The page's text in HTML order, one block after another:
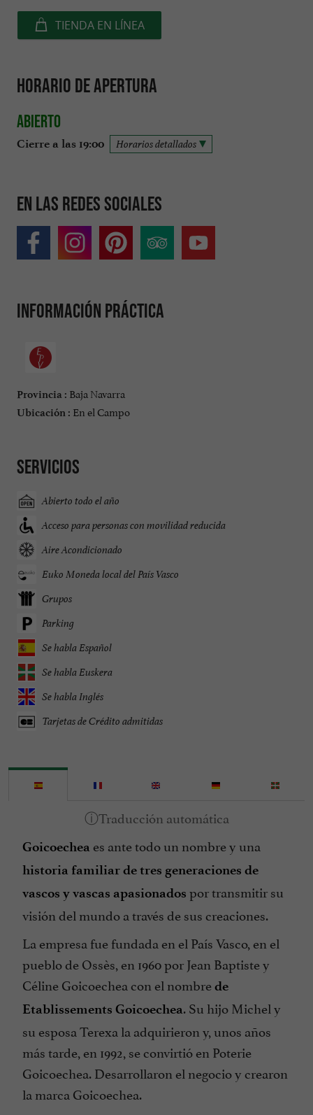
TIENDA EN LÍNEA
Horario de apertura
Abierto
Cierre a las 19:00 Horarios detallados
En las redes sociales
Información práctica
Provincia : Baja Navarra
Ubicación : En el Campo
Servicios
Abierto todo el año
Acceso para personas con movilidad reducida
Aire Acondicionado
Euko Moneda local del País Vasco
Grupos
Parking
Se habla Español
Se habla Euskera
Se habla Inglés
Tarjetas de Crédito admitidas
Goicoechea es ante todo un nombre y una
historia familiar de tres generaciones de
vascos y vascas apasionados por transmitir su
visión del mundo a través de sus creaciones.
La empresa fue fundada en el País Vasco, en el
pueblo de Ossès, en 1960 por Jean Baptiste y
Céline Goicoechea con el nombrede
Etablissements Goicoechea. Su hijo Michel y
su esposa Terexa la adquirieron y, unos años
más tarde, en 1992, se convirtió en Poterie
Goicoechea. Desarrollaron el negocio y crearon
la marca Goicoechea.